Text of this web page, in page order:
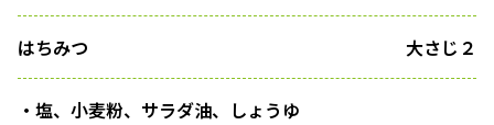
はちみつ 大さじ２
・塩、小麦粉、サラダ油、しょうゆ